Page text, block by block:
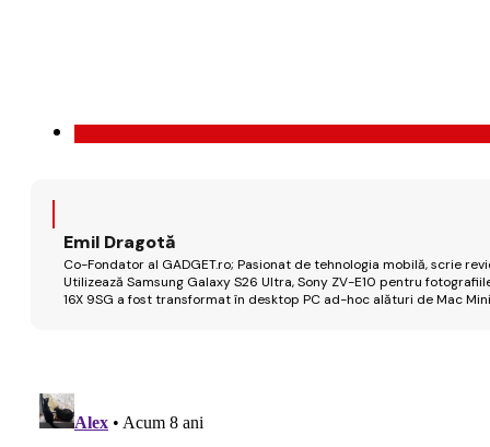
Emil Dragotă
Co-Fondator al GADGET.ro; Pasionat de tehnologia mobilă, scrie
Utilizează Samsung Galaxy S26 Ultra, Sony ZV-E10 pentru
16X 9SG a fost transformat în desktop PC ad-hoc alături de Mac